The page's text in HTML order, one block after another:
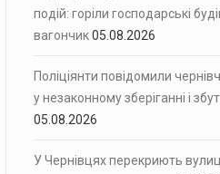
подій: горіли господарські
вагончик05.08.2026
Поліціянти повідомили
у незаконному зберіганні і
05.08.2026
У Чернівцях перекриють